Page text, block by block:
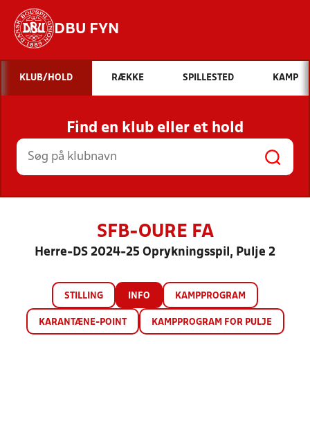
DBU FYN
Hvad vil du søge efter?
INDHOLD OG NYHEDER
STILLINGER, RESULTATER, KLUBBER OG
HOLD
KLUB/HOLD RÆKKE SPILLESTED KAMP
Find en klub eller et hold
SFB-OURE FA
Herre-DS 2024-25 Oprykningsspil, Pulje 2
STILLING INFO KAMPPROGRAM
KARANTÆNE-POINT KAMPPROGRAM FOR PULJE